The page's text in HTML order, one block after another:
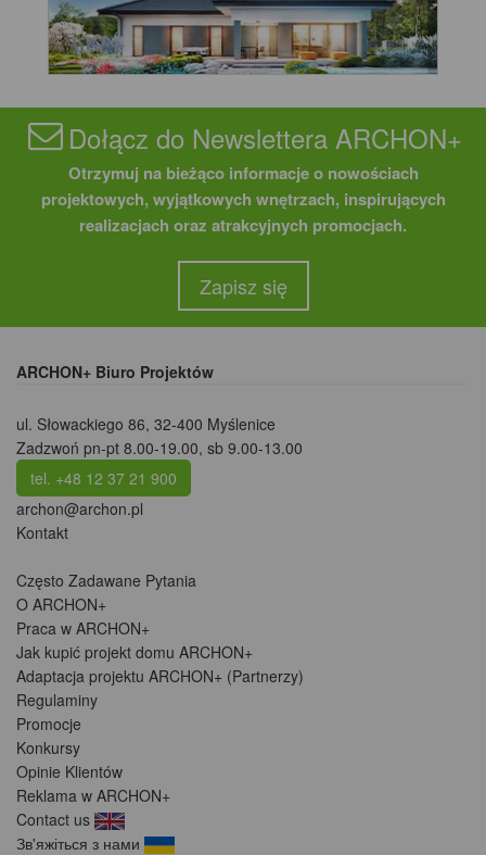
Dołącz do Newslettera ARCHON+
Otrzymuj na bieżąco informacje o nowościach
projektowych, wyjątkowych wnętrzach, inspirujących
realizacjach oraz atrakcyjnych promocjach.
Zapisz się
ARCHON+ Biuro Projektów
ul. Słowackiego 86, 32-400 Myślenice
Zadzwoń pn-pt 8.00-19.00, sb 9.00-13.00
tel. +48 12 37 21 900
archon@archon.pl
Kontakt
Często Zadawane Pytania
O ARCHON+
Praca w ARCHON+
Jak kupić projekt domu ARCHON+
Adaptacja projektu ARCHON+ (Partnerzy)
Regulaminy
Promocje
Konkursy
Opinie Klientów
Reklama w ARCHON+
Contact us
Зв'яжіться з нами